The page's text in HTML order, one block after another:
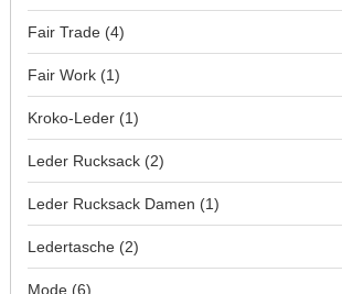
Fair Trade (4)
Fair Work (1)
Kroko-Leder (1)
Leder Rucksack (2)
Leder Rucksack Damen (1)
Ledertasche (2)
Mode (6)